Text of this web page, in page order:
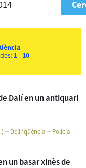
1- 10
Dalí en un antiquari
~ Delinqüència ~ Policia
un basar xinès de